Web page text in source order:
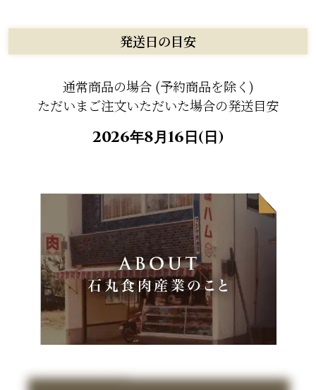
発送日の目安
通常商品の場合 (予約商品を除く)
ただいまご注文いただいた場合の発送目安
2026年8月16日(日)